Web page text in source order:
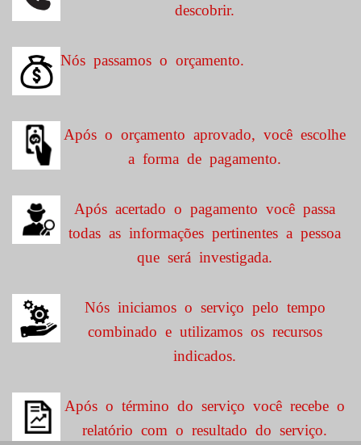
descobrir.
Nós passamos o orçamento.
Após o orçamento aprovado, você escolhe
a forma de pagamento.
Após acertado o pagamento você passa
todas as informações pertinentes a pessoa
que será investigada.
Nós iniciamos o serviço pelo tempo
combinado e utilizamos os recursos
indicados.
Após o término do serviço você recebe o
relatório com o resultado do serviço.